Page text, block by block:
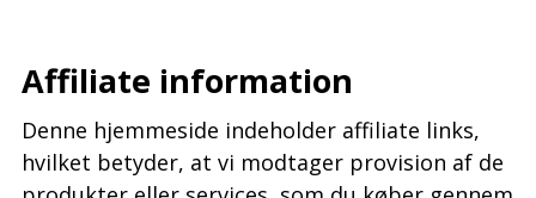
Affiliate information
Denne hjemmeside indeholder affiliate links,
hvilket betyder, at vi modtager provision af de